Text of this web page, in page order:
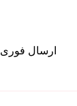
ارسال فوری